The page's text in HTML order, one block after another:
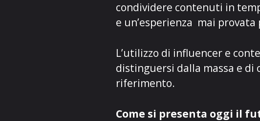
condividere contenuti in
e un’esperienza mai provata
L’utilizzo di influencer e
distinguersi dalla massa e di
riferimento.
Come si presenta oggi il